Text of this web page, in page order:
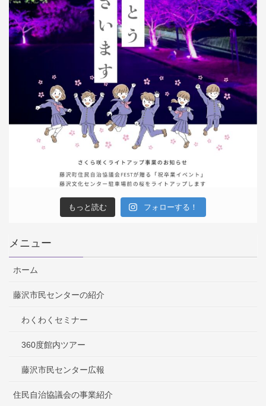
もっと読む フォローする！
メニュー
ホーム
藤沢市民センターの紹介
わくわくセミナー
360度館内ツアー
藤沢市民センター広報
住民自治協議会の事業紹介